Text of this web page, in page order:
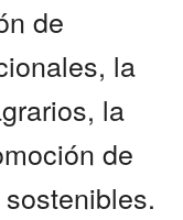
de
la
la
de